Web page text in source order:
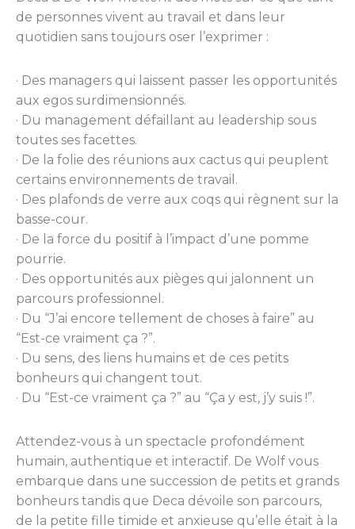
de personnes vivent au travail et dans leur
quotidien sans toujours oser l’exprimer :
· Des managers qui laissent passer les opportunités
aux egos surdimensionnés.
· Du management défaillant au leadership sous
toutes ses facettes.
· De la folie des réunions aux cactus qui peuplent
certains environnements de travail.
· Des plafonds de verre aux coqs qui règnent sur la
basse-cour.
· De la force du positif à l’impact d’une pomme
pourrie.
· Des opportunités aux pièges qui jalonnent un
parcours professionnel.
· Du “J’ai encore tellement de choses à faire” au
“Est-ce vraiment ça ?”.
· Du sens, des liens humains et de ces petits
bonheurs qui changent tout.
· Du “Est-ce vraiment ça ?” au “Ça y est, j’y suis !”.
Attendez-vous à un spectacle profondément
humain, authentique et interactif. De Wolf vous
embarque dans une succession de petits et grands
bonheurs tandis que Deca dévoile son parcours,
de la petite fille timide et anxieuse qu’elle était à la